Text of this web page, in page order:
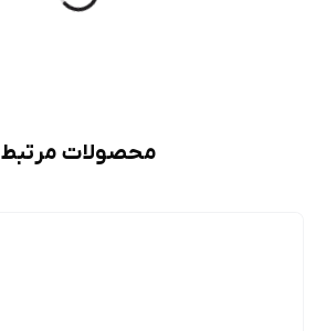
محصولات مرتبط